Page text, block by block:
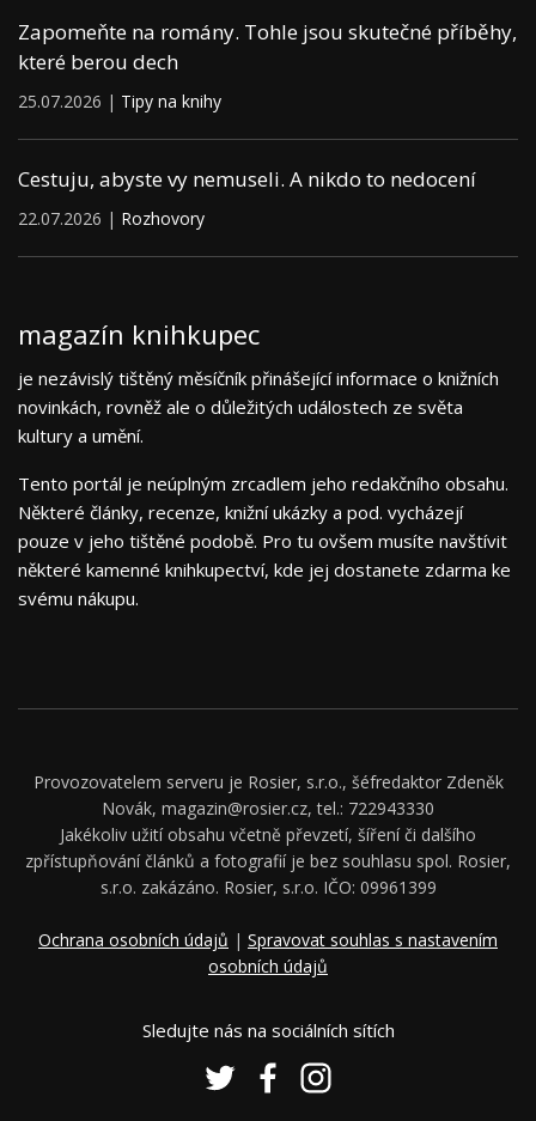
Zapomeňte na romány. Tohle jsou skutečné příběhy,
které berou dech
25.07.2026 | Tipy na knihy
Cestuju, abyste vy nemuseli. A nikdo to nedocení
22.07.2026 | Rozhovory
magazín knihkupec
je nezávislý tištěný měsíčník přinášející informace o knižních
novinkách, rovněž ale o důležitých událostech ze světa
kultury a umění.
Tento portál je neúplným zrcadlem jeho redakčního obsahu.
Některé články, recenze, knižní ukázky a pod. vycházejí
pouze v jeho tištěné podobě. Pro tu ovšem musíte navštívit
některé kamenné knihkupectví, kde jej dostanete zdarma ke
svému nákupu.
Provozovatelem serveru je Rosier, s.r.o., šéfredaktor Zdeněk
Novák, magazin@rosier.cz, tel.: 722943330
Jakékoliv užití obsahu včetně převzetí, šíření či dalšího
zpřístupňování článků a fotografií je bez souhlasu spol. Rosier,
s.r.o. zakázáno. Rosier, s.r.o. IČO: 09961399
Ochrana osobních údajů | Spravovat souhlas s nastavením
osobních údajů
Sledujte nás na sociálních sítích